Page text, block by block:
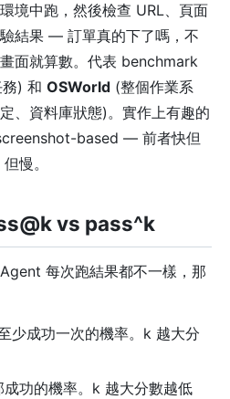
境中跑，然後檢查 URL、頁面
結果 — 訂單真的下了嗎，不
面就算數。代表 benchmark
) 和 OSWorld (整個作業系
、資料庫狀態)。實作上有趣的
based — 前者快但
慢。
vs pass^k
每次跑結果都不一樣，那
少成功一次的機率。k 越大分
功的機率。k 越大分數越低